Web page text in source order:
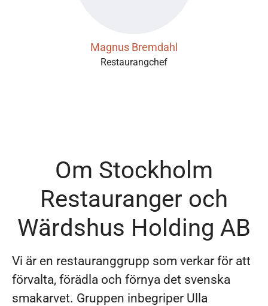
Magnus Bremdahl
Restaurangchef
Om Stockholm
Restauranger och
Wärdshus Holding AB
Vi är en restauranggrupp som verkar för att
förvalta, förädla och förnya det svenska
smakarvet. Gruppen inbegriper Ulla